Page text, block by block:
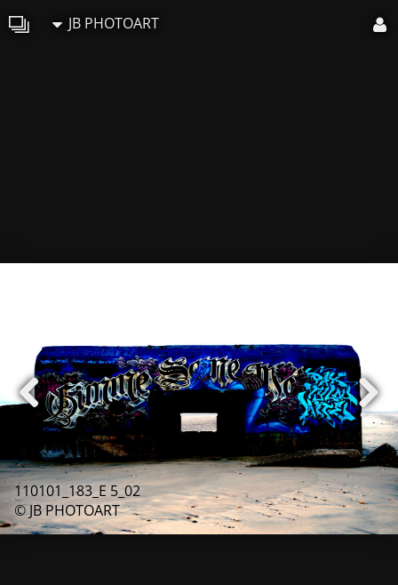
JB PHOTOART
110101_183_E 5_02
© JB PHOTOART